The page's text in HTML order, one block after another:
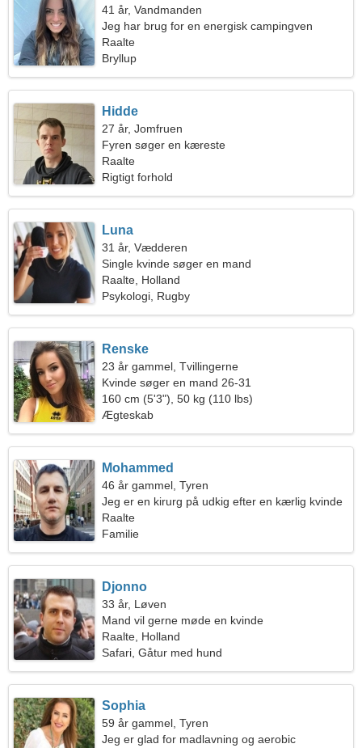
41 år, Vandmanden
Jeg har brug for en energisk campingven
Raalte
Bryllup
Hidde
27 år, Jomfruen
Fyren søger en kæreste
Raalte
Rigtigt forhold
Luna
31 år, Vædderen
Single kvinde søger en mand
Raalte, Holland
Psykologi, Rugby
Renske
23 år gammel, Tvillingerne
Kvinde søger en mand 26-31
160 cm (5'3"), 50 kg (110 lbs)
Ægteskab
Mohammed
46 år gammel, Tyren
Jeg er en kirurg på udkig efter en kærlig kvinde
Raalte
Familie
Djonno
33 år, Løven
Mand vil gerne møde en kvinde
Raalte, Holland
Safari, Gåtur med hund
Sophia
59 år gammel, Tyren
Jeg er glad for madlavning og aerobic